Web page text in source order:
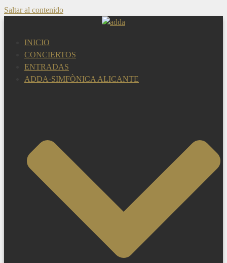
Saltar al contenido
INICIO
CONCIERTOS
ENTRADAS
ADDA·SIMFÒNICA ALICANTE